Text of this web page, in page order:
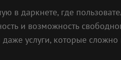
в даркнете, где
и возможность
услуги, которые